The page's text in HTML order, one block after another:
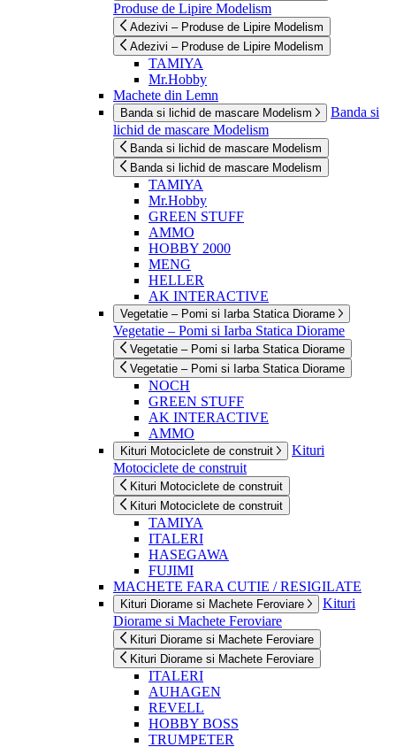
Produse de Lipire Modelism
Adezivi – Produse de Lipire Modelism
Adezivi – Produse de Lipire Modelism
TAMIYA
Mr.Hobby
Machete din Lemn
Banda si lichid de mascare Modelism
Banda si
lichid de mascare Modelism
Banda si lichid de mascare Modelism
Banda si lichid de mascare Modelism
TAMIYA
Mr.Hobby
GREEN STUFF
AMMO
HOBBY 2000
MENG
HELLER
AK INTERACTIVE
Vegetatie – Pomi si Iarba Statica Diorame
Vegetatie – Pomi si Iarba Statica Diorame
Vegetatie – Pomi si Iarba Statica Diorame
Vegetatie – Pomi si Iarba Statica Diorame
NOCH
GREEN STUFF
AK INTERACTIVE
AMMO
Kituri Motociclete de construit
Kituri
Motociclete de construit
Kituri Motociclete de construit
Kituri Motociclete de construit
TAMIYA
ITALERI
HASEGAWA
FUJIMI
MACHETE FARA CUTIE / RESIGILATE
Kituri Diorame si Machete Feroviare
Kituri
Diorame si Machete Feroviare
Kituri Diorame si Machete Feroviare
Kituri Diorame si Machete Feroviare
ITALERI
AUHAGEN
REVELL
HOBBY BOSS
TRUMPETER